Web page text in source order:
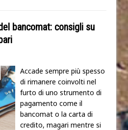
bancomat: consigli su
Accade sempre più spesso
di rimanere coinvolti nel
furto di uno strumento di
pagamento come il
bancomat o la carta di
credito, magari mentre si